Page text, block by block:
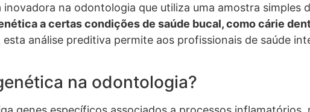
na odontologia que utiliza uma amostra simples
a certas condições de saúde bucal, como cárie
análise preditiva permite aos profissionais de saúde
na odontologia?